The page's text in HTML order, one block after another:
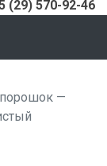
(29) 570-92-46
—